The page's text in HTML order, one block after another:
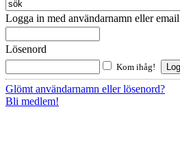
Logga in med användarnamn eller email
Lösenord
Kom ihåg!
Glömt användarnamn eller lösenord?
Bli medlem!